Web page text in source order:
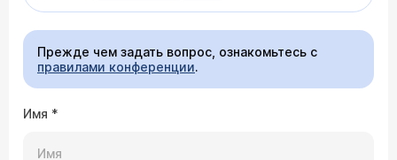
Прежде чем задать вопрос, ознакомьтесь с
правилами конференции.
Имя *